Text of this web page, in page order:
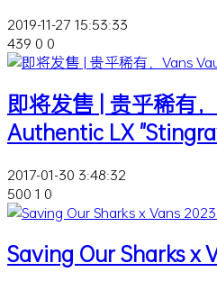
2019-11-27 15:53:33
439 0 0
即将发售 | 贵乎稀有
Authentic LX
2017-01-30 3:48:32
500 1 0
Saving Our Sharks x